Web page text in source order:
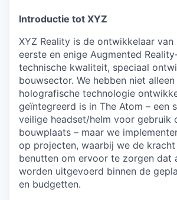
Introductie tot XYZ
XYZ Reality is de ontwikkelaar van
eerste en enige Augmented
technische kwaliteit, speciaal
bouwsector. We hebben niet
holografische technologie
geïntegreerd is in The Atom – een
veilige headset/helm voor gebruik
bouwplaats – maar we
op projecten, waarbij we de kracht
benutten om ervoor te zorgen dat
worden uitgevoerd binnen de
en budgetten.